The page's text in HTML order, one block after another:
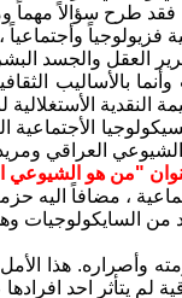
طرح سؤالاً
فزيولوجياً
الأجتماعية
وأصراره. هذا